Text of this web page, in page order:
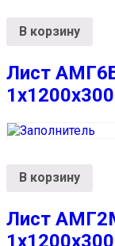
В корзину
Лист
В корзину
Лист